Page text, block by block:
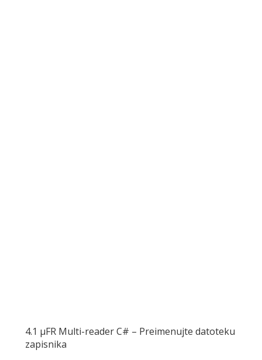
4.1 μFR Multi-reader C# – Preimenujte datoteku
zapisnika